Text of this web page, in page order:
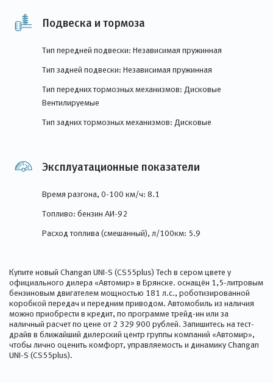
Подвеска и тормоза
Тип передней подвески: Независимая пружинная
Тип задней подвески: Независимая пружинная
Тип передних тормозных механизмов: Дисковые
Вентилируемые
Тип задних тормозных механизмов: Дисковые
Эксплуатационные показатели
Время разгона, 0-100 км/ч: 8.1
Топливо: бензин АИ-92
Расход топлива (смешанный), л/100км: 5.9
Купите новый Changan UNI-S (CS55plus) Tech в сером цвете у
официального дилера «Автомир» в Брянске. оснащён 1,5-литровым
бензиновым двигателем мощностью 181 л.с., роботизированной
коробкой передач и передним приводом. Автомобиль из наличия
можно приобрести в кредит, по программе трейд-ин или за
наличный расчет по цене от 2 329 900 рублей. Запишитесь на тест-
драйв в ближайший дилерский центр группы компаний «Автомир»,
чтобы лично оценить комфорт, управляемость и динамику Changan
UNI-S (CS55plus).